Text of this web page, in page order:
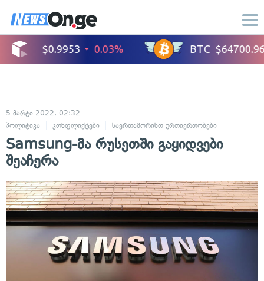
5 მარტი 2022, 02:32
პოლიტიკა
კონფლიქტები საერთაშორისო ურთიერთობები
Samsung-მა რუსეთში გაყიდვები
შეაჩერა